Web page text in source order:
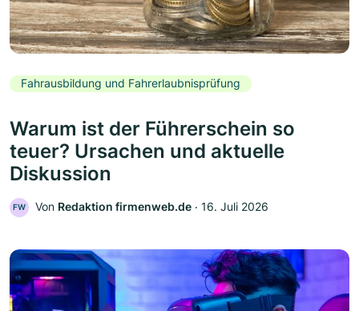
Fahrausbildung und Fahrerlaubnisprüfung
Warum ist der Führerschein so
teuer? Ursachen und aktuelle
Diskussion
FW Von Redaktion firmenweb.de ‧ 16. Juli 2026